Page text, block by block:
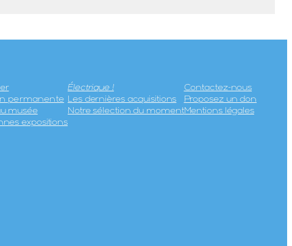
permanente
musée
expositions
Électrique !
Les dernières acquisitions
Notre sélection du moment
Contactez-nous
Proposez un don
Mentions légales